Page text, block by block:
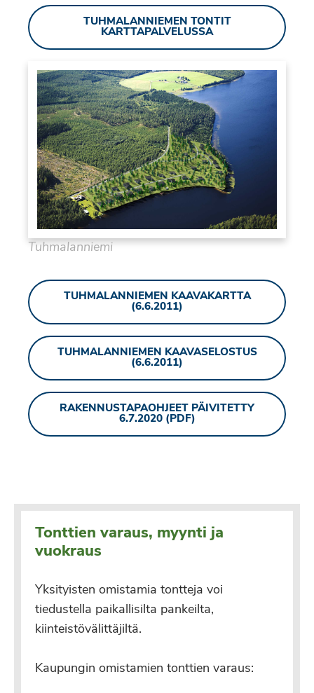
TUHMALANNIEMEN TONTIT
KARTTAPALVELUSSA
Tuhmalanniemi
TUHMALANNIEMEN KAAVAKARTTA
(6.6.2011)
TUHMALANNIEMEN KAAVASELOSTUS
(6.6.2011)
RAKENNUSTAPAOHJEET PÄIVITETTY
6.7.2020 (PDF)
Tonttien varaus, myynti ja
vuokraus
Yksityisten omistamia tontteja voi
tiedustella paikallisilta pankeilta,
kiinteistövälittäjiltä.
Kaupungin omistamien tonttien varaus: